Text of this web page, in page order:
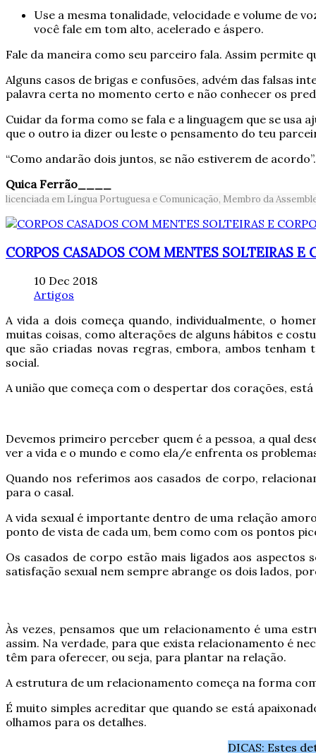
Use a mesma tonalidade, velocidade e volume de
você fale em tom alto, acelerado e áspero.
Fale da maneira como seu parceiro fala. Assim permite
Alguns casos de brigas e confusões, advém das falsas
palavra certa no momento certo e não conhecer os
Cuidar da forma como se fala e a linguagem que se
que o outro ia dizer ou leste o pensamento do teu
“Como andarão dois juntos, se não estiverem de
Quica Ferrão____
licenciada em Língua Portuguesa e Comunicação, Membro da
CORPOS CASADOS COM MENTES SOLTEIRAS E
10 Dec 2018
Artigos
A vida a dois começa quando, individualmente, o
muitas coisas, como alterações de alguns hábitos e
que são criadas novas regras, embora, ambos
social.
A união que começa com o despertar dos corações,
Devemos primeiro perceber quem é a pessoa, a qual
ver a vida e o mundo e como ela/e enfrenta os
Quando nos referimos aos casados de corpo,
para o casal.
A vida sexual é importante dentro de uma relação
ponto de vista de cada um, bem como com os pontos
Os casados de corpo estão mais ligados aos
satisfação sexual nem sempre abrange os dois lados,
Às vezes, pensamos que um relacionamento é uma
assim. Na verdade, para que exista relacionamento é
têm para oferecer, ou seja, para plantar na relação.
A estrutura de um relacionamento começa na forma
É muito simples acreditar que quando se está
olhamos para os detalhes.
DICAS: Estes